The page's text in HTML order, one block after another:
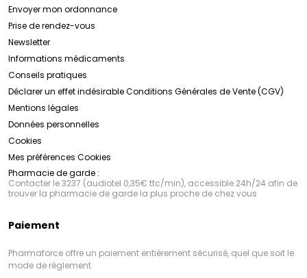
Envoyer mon ordonnance
Prise de rendez-vous
Newsletter
Informations médicaments
Conseils pratiques
Déclarer un effet indésirableConditions Générales de Vente (CGV)
Mentions légales
Données personnelles
Cookies
Mes préférences Cookies
Pharmacie de garde :
Contacter le 3237 (audiotel 0,35€ ttc/min), accessible 24h/24 afin de
trouver la pharmacie de garde la plus proche de chez vous
Paiement
Pharmaforce offre un paiement entièrement sécurisé, quel que soit le
mode de règlement